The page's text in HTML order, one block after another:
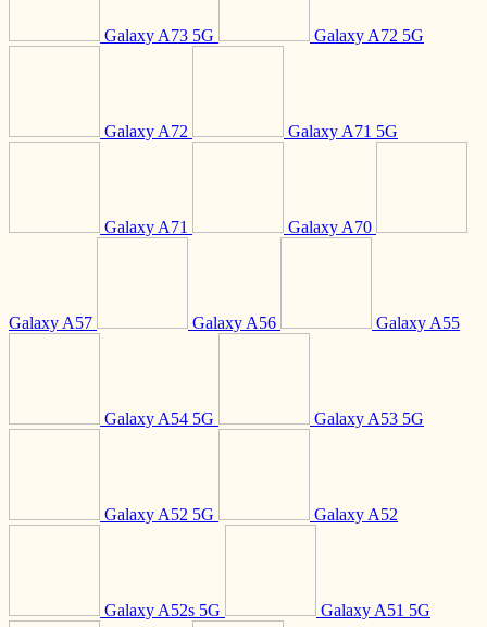
Galaxy A73 5G Galaxy A72 5G
Galaxy A72 Galaxy A71 5G
Galaxy A71 Galaxy A70
Galaxy A57 Galaxy A56 Galaxy A55
Galaxy A54 5G Galaxy A53 5G
Galaxy A52 5G Galaxy A52
Galaxy A52s 5G Galaxy A51 5G